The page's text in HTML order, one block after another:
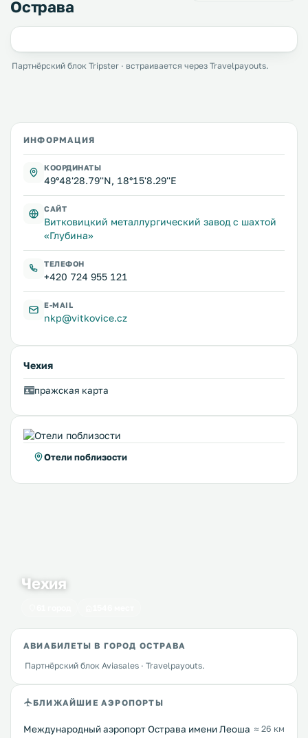
Острава
Партнёрский блок Tripster · встраивается через Travelpayouts.
ИНФОРМАЦИЯ
КООРДИНАТЫ
49°48'28.79''N, 18°15'8.29''E
САЙТ
Витковицкий металлургический завод с шахтой
«Глубина»
ТЕЛЕФОН
+420 724 955 121
E-MAIL
nkp@vitkovice.cz
Чехия
пражская карта
Отели поблизости
Чехия
АВИАБИЛЕТЫ В ГОРОД ОСТРАВА
Партнёрский блок Aviasales · Travelpayouts.
БЛИЖАЙШИЕ АЭРОПОРТЫ
Международный аэропорт Острава имени Леоша ≈ 26 км